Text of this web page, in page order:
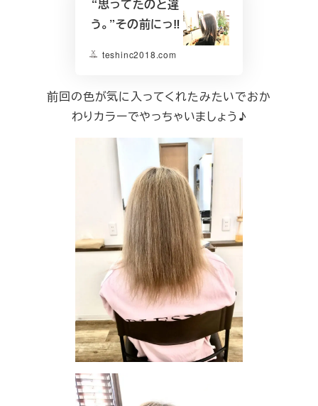
“思ってたのと違
う。”その前にっ‼︎
teshinc2018.com
前回の色が気に入ってくれたみたいでおか
わりカラーでやっちゃいましょう♪